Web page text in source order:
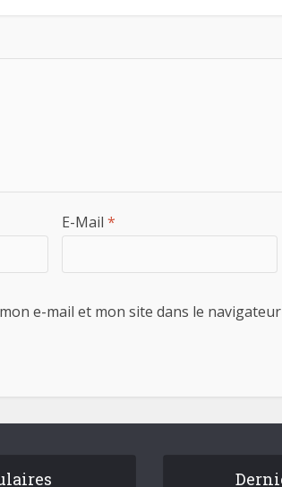
E-Mail *
e-mail et mon site dans le